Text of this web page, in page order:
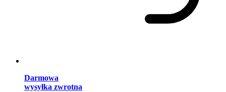
Darmowa
wysyłka zwrotna